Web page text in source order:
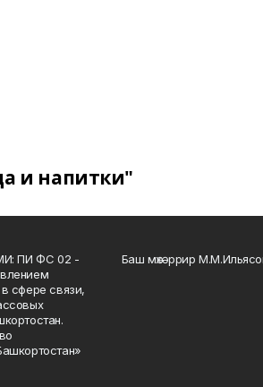
и напитки"
ПИ ФС 02 -
сфере связи,
Баш мөхәррир